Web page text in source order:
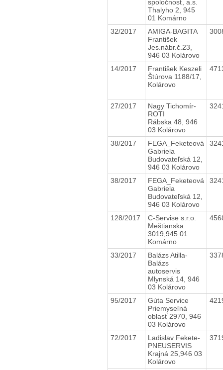
spoločnosť, a.s.
Thalyho 2, 945
01 Komárno
32/2017
AMIGA-BAGITA
František
Jes.nábr.č.23,
946 03 Kolárovo
14/2017
František Keszeli
Štúrova 1188/17,
Kolárovo
27/2017
Nagy Tichomír-
ROTI
Rábska 48, 946
03 Kolárovo
38/2017
FEGA_Feketeová
Gabriela
Budovateľská 12,
946 03 Kolárovo
38/2017
FEGA_Feketeová
Gabriela
Budovateľská 12,
946 03 Kolárovo
128/2017
C-Servise s.r.o.
Meštianska
3019,945 01
Komárno
33/2017
Balázs Atilla-
Balázs
autoservis
Mlynská 14, 946
03 Kolárovo
95/2017
Gúta Service
Priemyseľná
oblasť 2970, 946
03 Kolárovo
72/2017
Ladislav Fekete-
PNEUSERVIS
Krajná 25,946 03
Kolárovo